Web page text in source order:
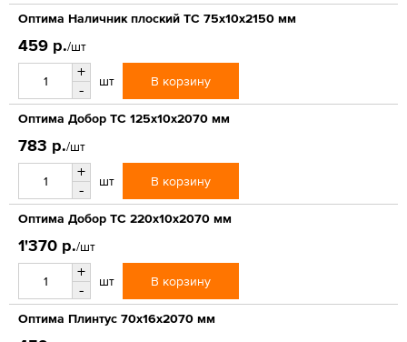
Оптима Наличник плоский ТС 75х10х2150 мм
459 р./шт
+
-
шт В корзину
Оптима Добор ТС 125х10х2070 мм
783 р./шт
+
-
шт В корзину
Оптима Добор ТС 220х10х2070 мм
1'370 р./шт
+
-
шт В корзину
Оптима Плинтус 70х16х2070 мм